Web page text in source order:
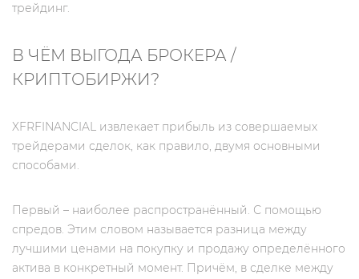
трейдинг.
В ЧЁМ ВЫГОДА БРОКЕРА /
КРИПТОБИРЖИ?
XFRFINANCIAL извлекает прибыль из совершаемых
трейдерами сделок, как правило, двумя основными
способами.
Первый – наиболее распространённый. С помощью
спредов. Этим словом называется разница между
лучшими ценами на покупку и продажу определённого
актива в конкретный момент. Причём, в сделке между